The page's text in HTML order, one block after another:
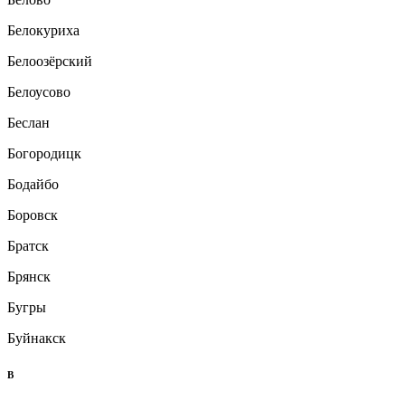
Белокуриха
Белоозёрский
Белоусово
Беслан
Богородицк
Бодайбо
Боровск
Братск
Брянск
Бугры
Буйнакск
В